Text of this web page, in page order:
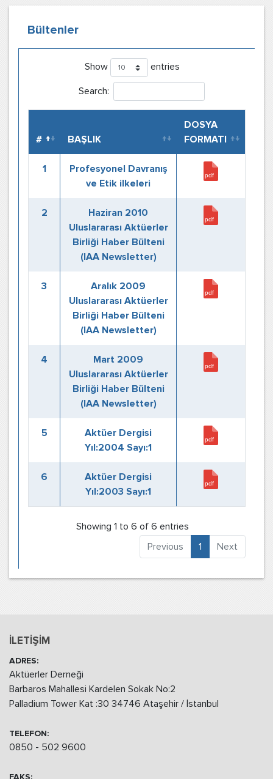
Bültenler
Show
entries
Search:
# BAŞLIK
DOSYA
FORMATI
1
Profesyonel Davranış
ve Etik ilkeleri
2
Haziran 2010
Uluslararası Aktüerler
Birliği Haber Bülteni
(IAA Newsletter)
3
Aralık 2009
Uluslararası Aktüerler
Birliği Haber Bülteni
(IAA Newsletter)
4
Mart 2009
Uluslararası Aktüerler
Birliği Haber Bülteni
(IAA Newsletter)
5
Aktüer Dergisi
Yıl:2004 Sayı:1
6
Aktüer Dergisi
Yıl:2003 Sayı:1
Showing 1 to 6 of 6 entries
Previous
1 Next
İLETİŞİM
ADRES:
Aktüerler Derneği
Barbaros Mahallesi Kardelen Sokak No:2
Palladium Tower Kat :30 34746 Ataşehir / İstanbul
TELEFON:
0850 - 502 9600
FAKS: